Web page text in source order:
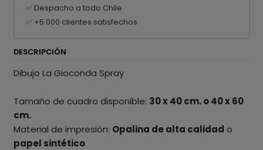
✅ Despacho a todo Chile
✅ +5.000 clientes satisfechos
DESCRIPCIÓN
Dibujo La Gioconda Spray
Tamaño de cuadro disponible: 30 x 40 cm. o 40 x 60
cm.
Material de impresión: Opalina de alta calidad o
papel sintético